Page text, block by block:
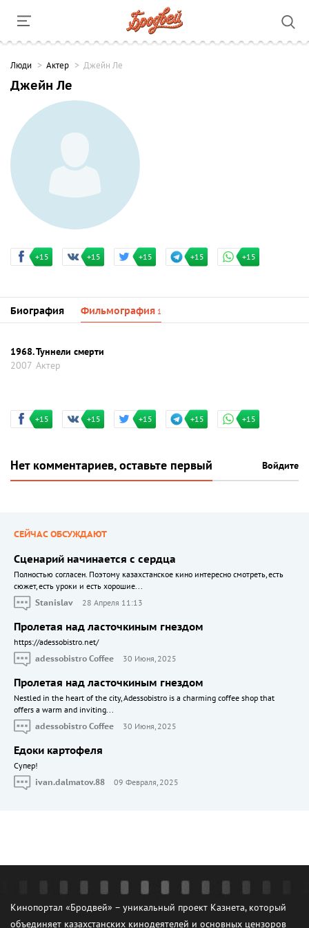
Люди Актер Джейн Ле
Джейн Ле
+15 +15 +15 +15 +15
Биография Фильмография 1
1968. Туннели смерти
2007 Актер
+15 +15 +15 +15 +15
Нет комментариев, оставьте первый Войдите
СЕЙЧАС ОБСУЖДАЮТ
Сценарий начинается с сердца
Полностью согласен. Поэтому казахстанское кино интересно смотреть, есть
сюжет, есть уроки и есть хорошие...
Stanislav
28 Апреля 11:13
Пролетая над ласточкиным гнездом
https://adessobistro.net/
adessobistro Coffee
30 Июня, 2025
Пролетая над ласточкиным гнездом
Nestled in the heart of the city, Adessobistro is a charming coffee shop that
offers a warm and inviting...
adessobistro Coffee
30 Июня, 2025
Едоки картофеля
Cупер!
ivan.dalmatov.88
09 Февраля, 2025
Кинопортал «Бродвей» – уникальный проект Казнета, который
объединяет казахстанских кинодеятелей и основных цензоров